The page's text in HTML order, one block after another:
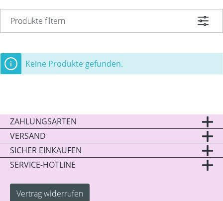
Produkte filtern
Keine Produkte gefunden.
ZAHLUNGSARTEN
VERSAND
SICHER EINKAUFEN
SERVICE-HOTLINE
Vertrag widerrufen